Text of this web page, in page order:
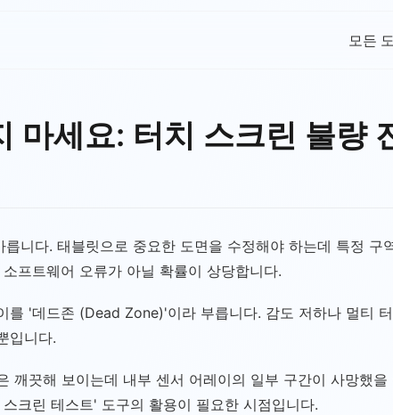
모든
마세요: 터치 스크린 불량
니다. 태블릿으로 중요한 도면을 수정해야 하는데 특정
프트웨어 오류가 아닐 확률이 상당합니다.
를 '데드존 (Dead Zone)'이라 부릅니다. 감도 저하나 멀티
입니다.
깨끗해 보이는데 내부 센서 어레이의 일부 구간이 사망했
크린 테스트' 도구의 활용이 필요한 시점입니다.